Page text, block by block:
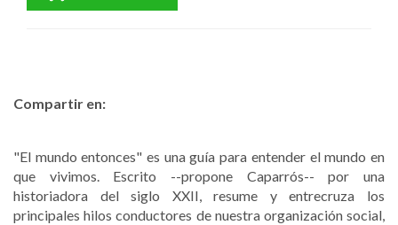
Compartir en:
"El mundo entonces" es una guía para entender el mundo en
que vivimos. Escrito --propone Caparrós-- por una
historiadora del siglo XXII, resume y entrecruza los
principales hilos conductores de nuestra organización social,